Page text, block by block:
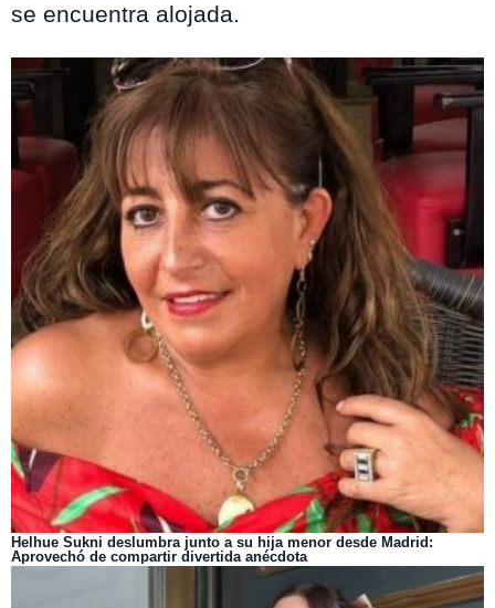
se encuentra alojada.
Helhue Sukni deslumbra junto a su hija menor desde Madrid:
Aprovechó de compartir divertida anécdota